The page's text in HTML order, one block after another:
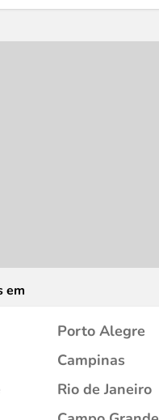
em
Porto Alegre
Campinas
Rio de Janeiro